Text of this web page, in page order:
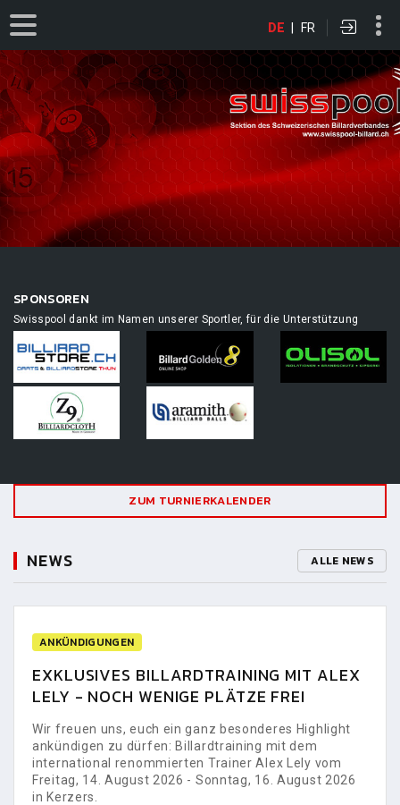
DE | FR
SPONSOREN
Swisspool dankt im Namen unserer Sportler, für die Unterstützung
ZUM TURNIERKALENDER
NEWS ALLE NEWS
ANKÜNDIGUNGEN
EXKLUSIVES BILLARDTRAINING MIT ALEX
LELY - NOCH WENIGE PLÄTZE FREI
Wir freuen uns, euch ein ganz besonderes Highlight
ankündigen zu dürfen: Billardtraining mit dem
international renommierten Trainer Alex Lely vom
Freitag, 14. August 2026 - Sonntag, 16. August 2026
in Kerzers.